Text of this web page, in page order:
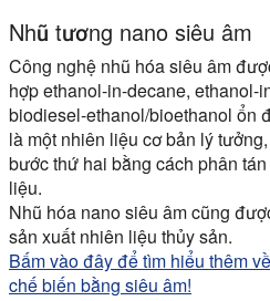
Nhũ tương nano siêu âm
Công nghệ nhũ hóa siêu âm
hợp ethanol-in-decane, ethanol-
biodiesel-ethanol/bioethanol ổn
là một nhiên liệu cơ bản lý
bước thứ hai bằng cách phân
liệu.
Nhũ hóa nano siêu âm cũng
sản xuất nhiên liệu thủy sản.
Bấm vào đây để tìm hiểu thêm
chế biến bằng siêu âm!